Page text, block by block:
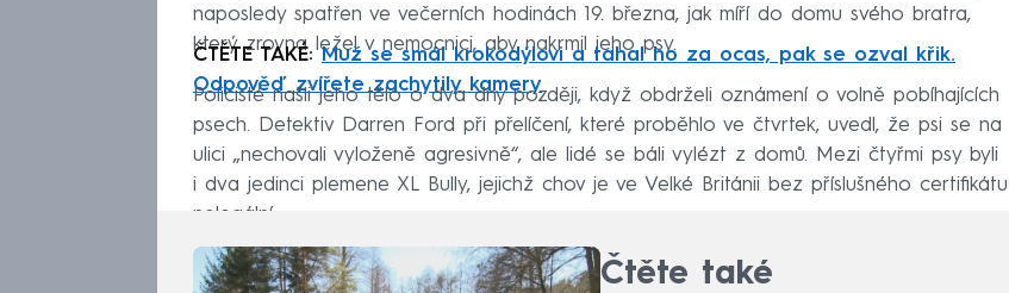
naposledy spatřen ve večerních hodinách 19. března, jak míří do domu svého bratra,
který zrovna ležel v nemocnici, aby nakrmil jeho psy.
ČTĚTE TAKÉ:Muž se smál krokodýlovi a tahal ho za ocas, pak se ozval křik.
Odpověď zvířete zachytily kamery
Policisté našli jeho tělo o dva dny později, když obdrželi oznámení o volně pobíhajících
psech. Detektiv Darren Ford při přelíčení, které proběhlo ve čtvrtek, uvedl, že psi se na
ulici „nechovali vyloženě agresivně“, ale lidé se báli vylézt z domů. Mezi čtyřmi psy byli
i dva jedinci plemene XL Bully, jejichž chov je ve Velké Británii bez příslušného certifikátu
nelegální.
Čtěte také